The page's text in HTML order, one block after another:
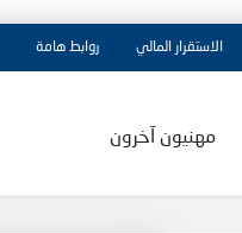
الاستقرار المالي روابط هامة
مهنيون آخرون